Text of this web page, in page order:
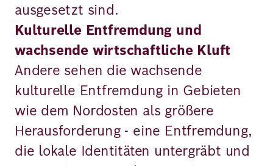
ausgesetzt sind.
Kulturelle Entfremdung und
wachsende wirtschaftliche Kluft
Andere sehen die wachsende
kulturelle Entfremdung in Gebieten
wie dem Nordosten als größere
Herausforderung - eine Entfremdung,
die lokale Identitäten untergräbt und